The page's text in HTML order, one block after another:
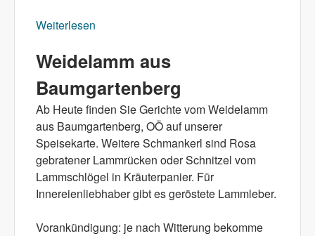
Weiterlesen
Weidelamm aus
Baumgartenberg
Ab Heute finden Sie Gerichte vom Weidelamm
aus Baumgartenberg, OÖ auf unserer
Speisekarte. Weitere Schmankerl sind Rosa
gebratener Lammrücken oder Schnitzel vom
Lammschlögel in Kräuterpanier. Für
Innereienliebhaber gibt es geröstete Lammleber.
Vorankündigung: je nach Witterung bekomme